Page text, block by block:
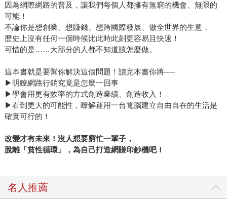
因為網際網路的普及，讓我們每個人都擁有無窮的機會、無限的
可能！
不論你是想創業、想賺錢、想跨國際發展、做全世界的生意，
歷史上沒有任何一個時候比此時此刻更容易且快速！
可惜的是……大部分的人都不知道該怎麼做。
這本書就是要幫你解決這個問題！讀完本書你將──
▶明瞭網路行銷究竟是怎麼一回事
▶學會用更有效率的方式創造業績、創造收入！
▶看到更大的可能性，瞭解運用一台電腦建立自由自在的生活是
確實可行的！
改變才有未來！沒人想要窮忙一輩子，
脫離「貧性循環」，為自己打造網賺印鈔機吧！
名人推薦